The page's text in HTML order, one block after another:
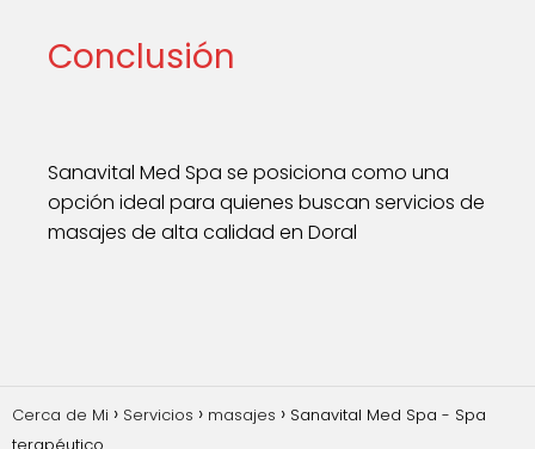
Conclusión
Sanavital Med Spa se posiciona como una
opción ideal para quienes buscan servicios de
masajes de alta calidad en Doral
Cerca de Mi Servicios masajes
Sanavital Med Spa - Spa